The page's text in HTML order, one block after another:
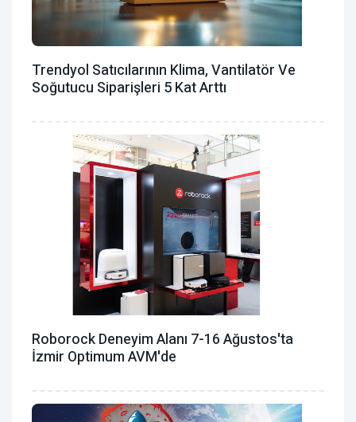
Trendyol Satıcılarının Klima, Vantilatör ‎ve
Soğutucu Siparişleri 5 Kat Arttı
Roborock Deneyim Alanı 7-16 Ağustos'ta
İzmir Optimum AVM'de